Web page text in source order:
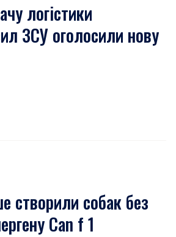
логістики
ЗСУ оголосили нову
створили собак без
Can f 1